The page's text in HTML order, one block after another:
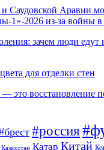
Саудовской Аравии
1»-2026 из-за войны в
зачем люди едут
для отделки стен
это восстановление
#россия
Казахстан Катар Китай